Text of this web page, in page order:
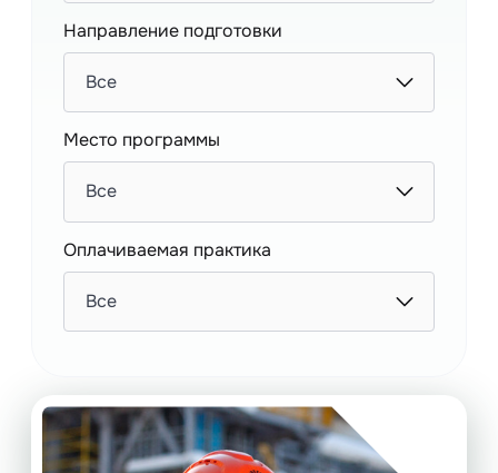
Направление подготовки
Все
Место программы
Все
Оплачиваемая практика
Все
ПрофСтарт